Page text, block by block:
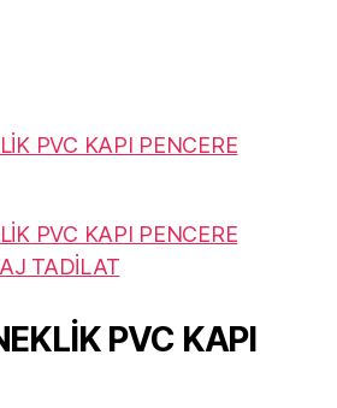
PVC KAPI PENCERE
PVC KAPI PENCERE
TADİLAT
PVC KAPI